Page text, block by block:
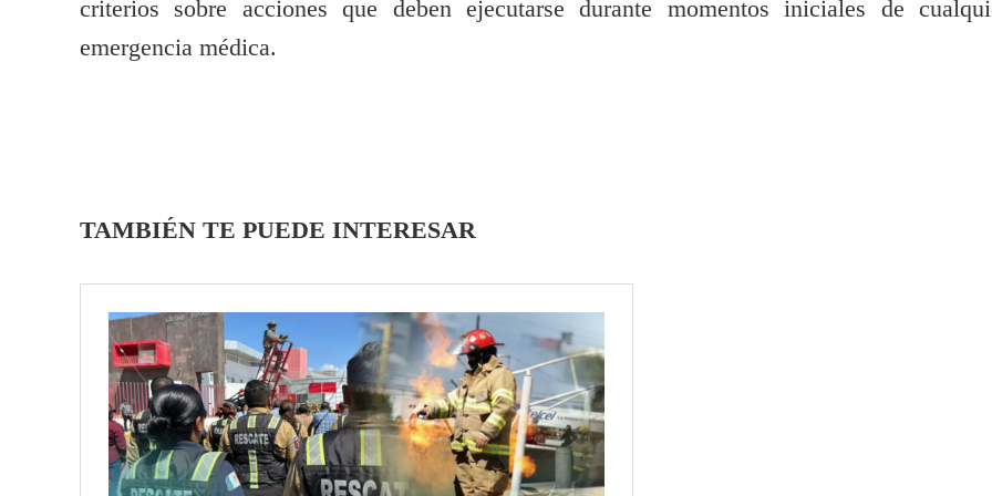
criterios sobre acciones que deben ejecutarse durante momentos iniciales de
emergencia médica.
TAMBIÉN TE PUEDE INTERESAR